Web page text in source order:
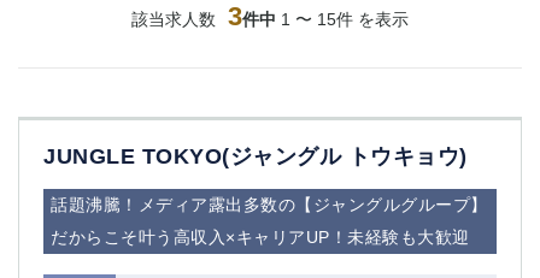
該当求人数 3件中 1 〜 15件 を表示
JUNGLE TOKYO(ジャングル トウキョウ)
話題沸騰！メディア露出多数の【ジャングルグループ】
だからこそ叶う高収入×キャリアUP！未経験も大歓迎
五反田
①六本木 ②西麻布
大山
赤坂
高円寺
蒲田東口
多摩センター
立川（南口）
新宿